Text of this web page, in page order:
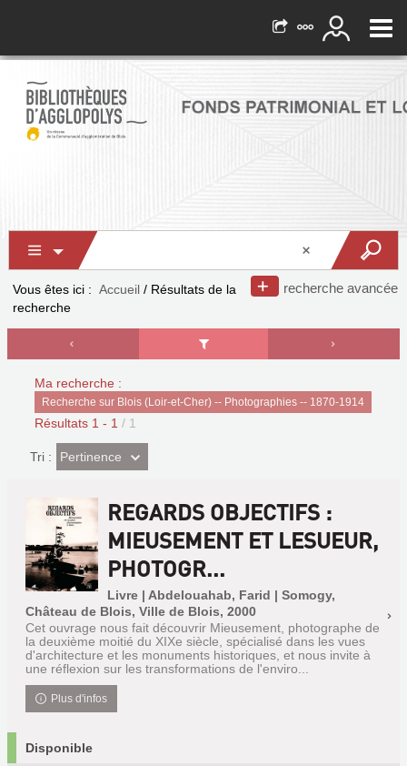
recherche avancée
Vous êtes ici : Accueil / Résultats de la
recherche
Ma recherche :
Recherche sur Blois (Loir-et-Cher) -- Photographies -- 1870-1914
Résultats 1 - 1 / 1
Tri : (Effet
imédiat)
Pertinence
REGARDS OBJECTIFS :
MIEUSEMENT ET LESUEUR,
PHOTOGR...
Livre | Abdelouahab, Farid | Somogy,
Château de Blois, Ville de Blois, 2000
Cet ouvrage nous fait découvrir Mieusement, photographe de
la deuxième moitié du XIXe siècle, spécialisé dans les vues
d'architecture et les monuments historiques, et nous invite à
une réflexion sur les transformations de l'enviro...
Plus d'infos
Disponible